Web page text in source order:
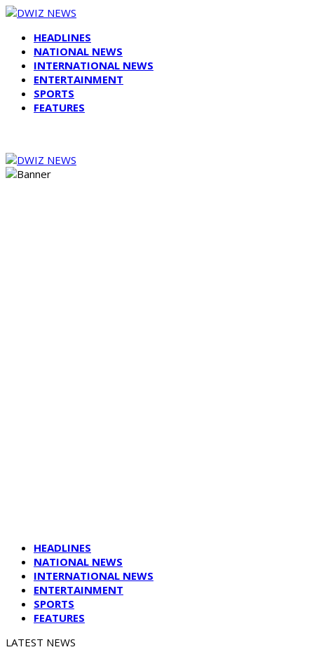
HEADLINES
NATIONAL NEWS
INTERNATIONAL NEWS
ENTERTAINMENT
SPORTS
FEATURES
HEADLINES
NATIONAL NEWS
INTERNATIONAL NEWS
ENTERTAINMENT
SPORTS
FEATURES
LATEST NEWS